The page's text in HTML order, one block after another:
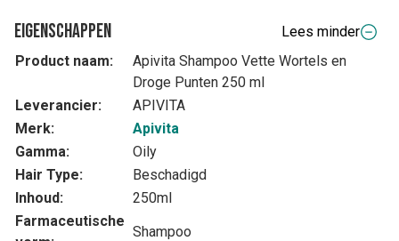
Eigenschappen
Lees minder
Product naam:
Apivita Shampoo Vette Wortels en
Droge Punten 250 ml
Leverancier:
APIVITA
Merk:
Apivita
Gamma:
Oily
Hair Type:
Beschadigd
Inhoud:
250ml
Farmaceutische
Shampoo